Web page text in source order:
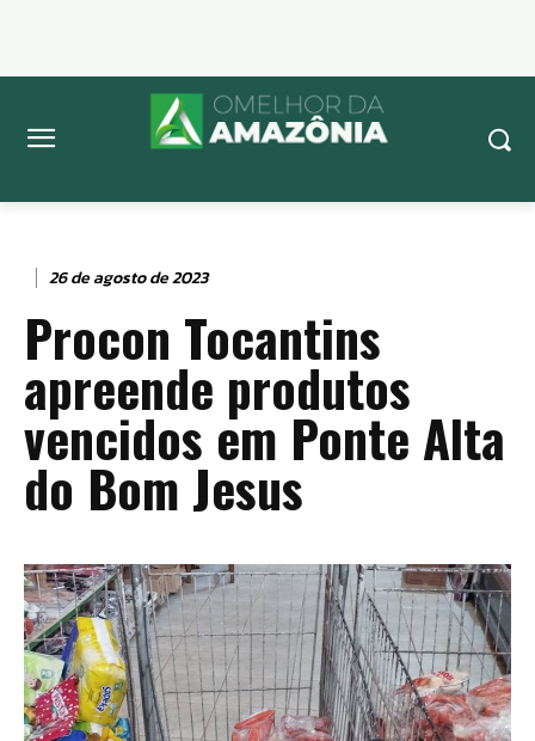
26 de agosto de 2023
Procon Tocantins
apreende produtos
vencidos em Ponte Alta
do Bom Jesus